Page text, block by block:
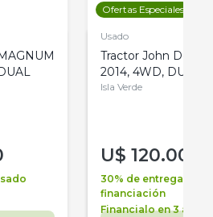
Ofertas Especiales
Usado
Tractor John Deere
2014, 4WD, DUAL
Isla Verde
U$ 120.000
30% de entrega +
financiación
Financialo en 3 años